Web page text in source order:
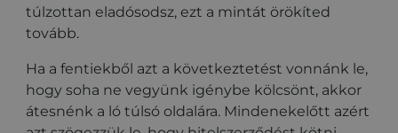
túlzottan eladósodsz, ezt a mintát örökíted
tovább.
Ha a fentiekből azt a következtetést vonnánk le,
hogy soha ne vegyünk igénybe kölcsönt, akkor
átesnénk a ló túlsó oldalára. Mindenekelőtt azért